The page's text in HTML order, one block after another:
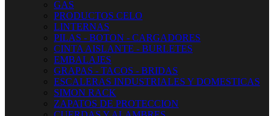
GAS
PRODUCTOS CELO
LINTERNAS
PILAS - BOTON - CARGADORES
CINTA AISLANTE - BURLETES
EMBALAJES
GRAPAS - TACOS - BRIDAS
ESCALERAS INDUSTRIALES Y DOMESTICAS
SIMON RACK
ZAPATOS DE PROTECCION